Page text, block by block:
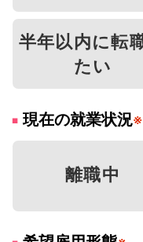
半年以内に転
たい
現在の就業状況※
離職中